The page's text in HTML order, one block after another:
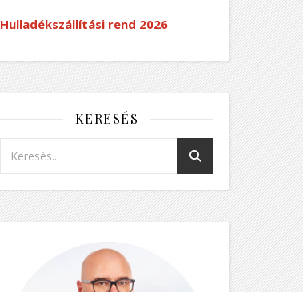
Hulladékszállítási rend 2026
KERESÉS